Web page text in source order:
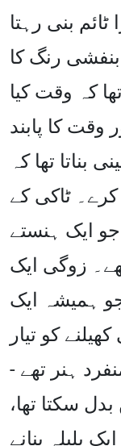
بنی رہتا
رنگ کا
کہ وقت کیا
کا پابند
بناتا تھا کہ
کرے۔ ٹاکی کے
ایک ہنستے
زوگی ایک
ہمیشہ ایک
کو تیار
ہنر تھے -
بدل سکتا تھا،
بلبلہ بنانے